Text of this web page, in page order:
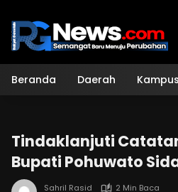
konten
Beranda Daerah Kampus
Tindaklanjuti
Bupati Pohuwato
Sahril Rasid
2 Min Baca